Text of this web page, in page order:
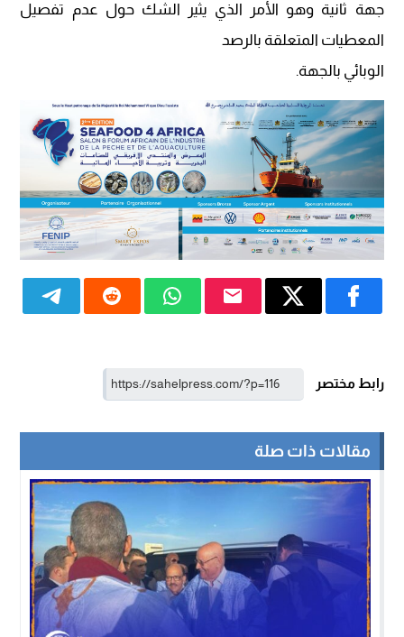
جهة ثانية وهو الأمر الذي يثير الشك حول عدم تفصيل
المعطيات المتعلقة بالرصد
الوبائي بالجهة.
رابط مختصر
مقالات ذات صلة